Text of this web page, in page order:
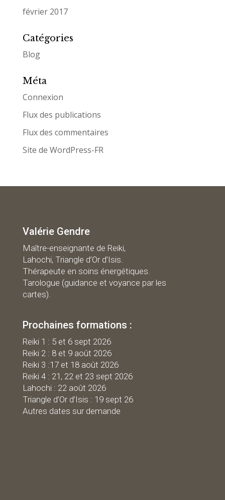
février 2017
Catégories
Blog
Méta
Connexion
Flux des publications
Flux des commentaires
Site de WordPress-FR
Valérie Gendre
Maître-enseignante de Reiki,
Lahochi, Triangle d’Or d’Isis.
Thérapeute en soins énergétiques.
Tarologue (guidance et voyance par les
cartes).
Prochaines formations :
Reiki 1 : 5 et 6 sept 2026
Reiki 2 : 8 et 9 août 2026
Reiki 3 :17 et 18 août 2026
Reiki 4 : 21, 22 et 23 sept 2026
Lahochi : 22 août 2026
Triangle d’Or d’Isis : 19 sept 26
Autres dates sur demande